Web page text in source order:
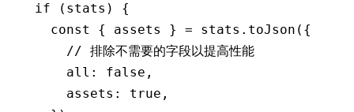
if (stats) {
  const
{ assets } = stats .toJson ({
    // 排除不需要的字段以提高性能
    all
: false ,
    assets
: true ,